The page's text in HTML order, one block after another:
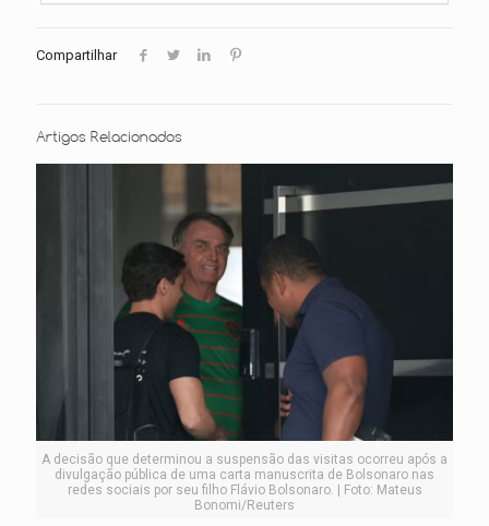
Compartilhar
Artigos Relacionados
A decisão que determinou a suspensão das visitas ocorreu após a
divulgação pública de uma carta manuscrita de Bolsonaro nas
redes sociais por seu filho Flávio Bolsonaro. | Foto: Mateus
Bonomi/Reuters